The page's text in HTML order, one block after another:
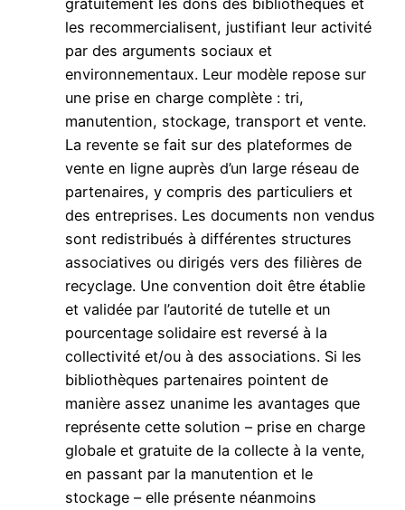
les recommercialisent, justifiant leur activité
par des arguments sociaux et
environnementaux. Leur modèle repose sur
une prise en charge complète : tri,
manutention, stockage, transport et vente.
La revente se fait sur des plateformes de
vente en ligne auprès d’un large réseau de
partenaires, y compris des particuliers et
des entreprises. Les documents non vendus
sont redistribués à différentes structures
associatives ou dirigés vers des filières de
recyclage. Une convention doit être établie
et validée par l’autorité de tutelle et un
pourcentage solidaire est reversé à la
collectivité et/ou à des associations. Si les
bibliothèques partenaires pointent de
manière assez unanime les avantages que
représente cette solution – prise en charge
globale et gratuite de la collecte à la vente,
en passant par la manutention et le
stockage – elle présente néanmoins